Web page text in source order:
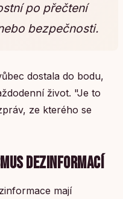
po přečtení
bezpečnosti.
dostala do bodu,
život. "Je to
ze kterého se
DEZINFORMACÍ
mají